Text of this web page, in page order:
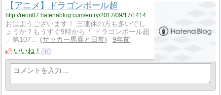
【アニメ】ドラゴンボール超
http://reon07.hatenablog.com/entry/2017/09/17/141434
おはようございます！ 三連休の方も多いでし
ょうか？もうすぐ9時から「 ドラゴンボール超
」第107…
サッカー馬鹿と日常
9年前
いいね！
0